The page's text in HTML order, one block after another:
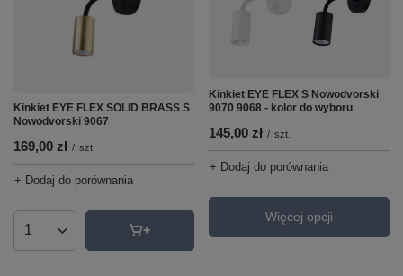
Kinkiet EYE FLEX SOLID BRASS S
Nowodvorski 9067
169,00 zł / szt.
+ Dodaj do porównania
Ilość produktów
Kinkiet EYE FLEX S Nowodvorski
9070 9068 - kolor do wyboru
145,00 zł / szt.
+ Dodaj do porównania
Więcej opcji